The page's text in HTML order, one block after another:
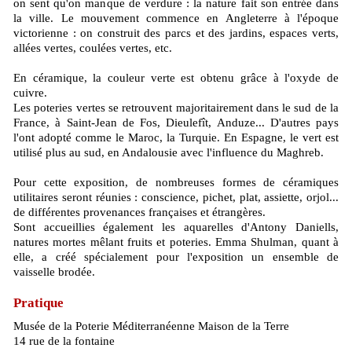
on sent qu'on manque de verdure : la nature fait son entrée dans
la ville. Le mouvement commence en Angleterre à l'époque
victorienne : on construit des parcs et des jardins, espaces verts,
allées vertes, coulées vertes, etc.
En céramique, la couleur verte est obtenu grâce à l'oxyde de
cuivre.
Les poteries vertes se retrouvent majoritairement dans le sud de la
France, à Saint-Jean de Fos, Dieulefît, Anduze... D'autres pays
l'ont adopté comme le Maroc, la Turquie. En Espagne, le vert est
utilisé plus au sud, en Andalousie avec l'influence du Maghreb.
Pour cette exposition, de nombreuses formes de céramiques
utilitaires seront réunies : conscience, pichet, plat, assiette, orjol...
de différentes provenances françaises et étrangères.
Sont accueillies également les aquarelles d'Antony Daniells,
natures mortes mêlant fruits et poteries. Emma Shulman, quant à
elle, a créé spécialement pour l'exposition un ensemble de
vaisselle brodée.
Pratique
Musée de la Poterie Méditerranéenne Maison de la Terre
14 rue de la fontaine